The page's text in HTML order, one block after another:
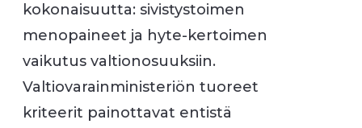
kokonaisuutta: sivistystoimen
menopaineet ja hyte-kertoimen
vaikutus valtionosuuksiin.
Valtiovarainministeriön tuoreet
kriteerit painottavat entistä